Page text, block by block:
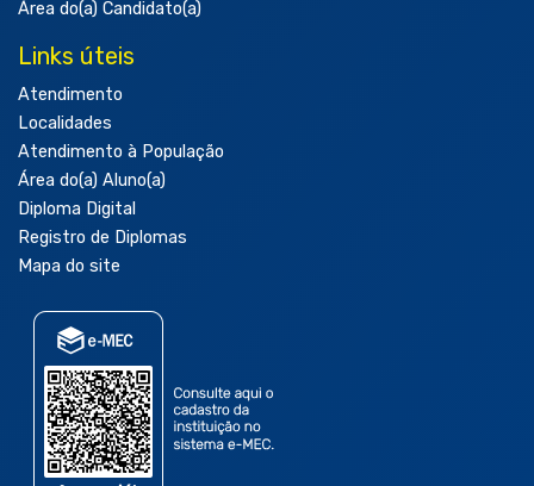
Área do(a) Candidato(a)
Links úteis
Atendimento
Localidades
Atendimento à População
Área do(a) Aluno(a)
Diploma Digital
Registro de Diplomas
Mapa do site